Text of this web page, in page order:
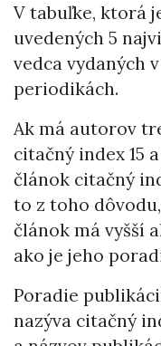
V tabuľke, ktorá
uvedených 5
vedca vydaných
periodikách.
Ak má autorov
citačný index 15
článok citačný
to z toho
článok má vyšší
ako je jeho
Poradie
nazýva citačný